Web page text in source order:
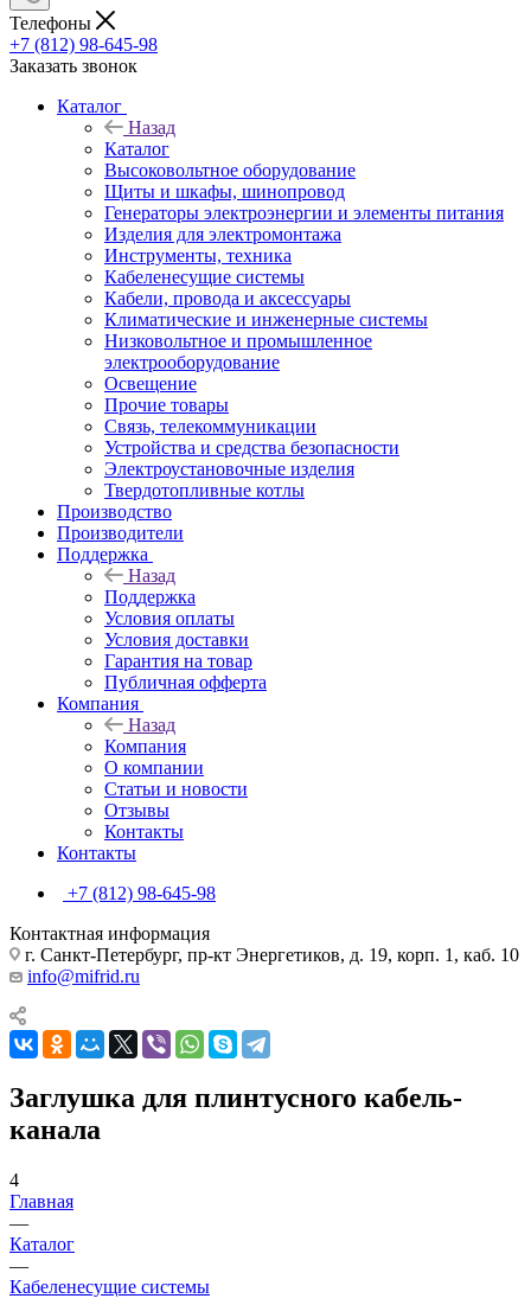
Телефоны
+7 (812) 98-645-98
Заказать звонок
Каталог
Назад
Каталог
Высоковольтное оборудование
Щиты и шкафы, шинопровод
Генераторы электроэнергии и элементы питания
Изделия для электромонтажа
Инструменты, техника
Кабеленесущие системы
Кабели, провода и аксессуары
Климатические и инженерные системы
Низковольтное и промышленное
электрооборудование
Освещение
Прочие товары
Связь, телекоммуникации
Устройства и средства безопасности
Электроустановочные изделия
Твердотопливные котлы
Производство
Производители
Поддержка
Назад
Поддержка
Условия оплаты
Условия доставки
Гарантия на товар
Публичная офферта
Компания
Назад
Компания
О компании
Статьи и новости
Отзывы
Контакты
Контакты
+7 (812) 98-645-98
Контактная информация
г. Санкт-Петербург, пр-кт Энергетиков, д. 19, корп. 1, каб. 10
info@mifrid.ru
Заглушка для плинтусного кабель-
канала
4
Главная
—
Каталог
—
Кабеленесущие системы